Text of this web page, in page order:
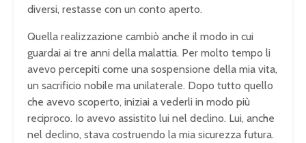
diversi, restasse con un conto aperto.
Quella realizzazione cambiò anche il modo in cui
guardai ai tre anni della malattia. Per molto tempo li
avevo percepiti come una sospensione della mia vita,
un sacrificio nobile ma unilaterale. Dopo tutto quello
che avevo scoperto, iniziai a vederli in modo più
reciproco. Io avevo assistito lui nel declino. Lui, anche
nel declino, stava costruendo la mia sicurezza futura.